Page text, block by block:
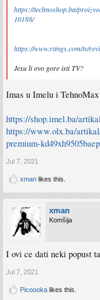
https://technoshop.ba/
10188/
https://www.rtings.com/tv/
Jesu li ovo gore isti TV?
Imas u Imelu i
https://shop.imel.ba/
https://www.olx.ba/
premium-
Jul 7, 2021
xman likes this.
xman
Komšija
I ovi ce dati neki popust
Jul 7, 2021
Picoooka likes this.